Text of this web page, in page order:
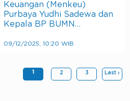
Keuangan (Menkeu)
Purbaya Yudhi Sadewa dan
Kepala BP BUMN…
09/12/2025, 10:20 WIB
1 2 3 Last ›